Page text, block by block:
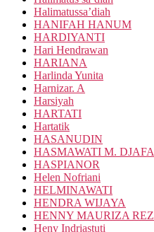
Halimatussa’diah
HANIFAH HANUM
HARDIYANTI
Hari Hendrawan
HARIANA
Harlinda Yunita
Harnizar. A
Harsiyah
HARTATI
Hartatik
HASANUDIN
HASMAWATI M.
HASPIANOR
Helen Nofriani
HELMINAWATI
HENDRA WIJAYA
HENNY MAURIZA
Heny Indriastuti